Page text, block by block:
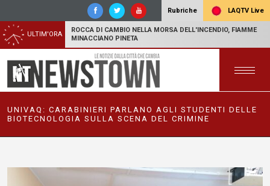
Rubriche LAQTV Live
ULTIM'ORA
ROCCA DI CAMBIO NELLA MORSA DELL'INCENDIO, FIAMME
MINACCIANO PINETA
UNIVAQ: CARABINIERI PARLANO AGLI STUDENTI DELLE
BIOTECNOLOGIA SULLA SCENA DEL CRIMINE